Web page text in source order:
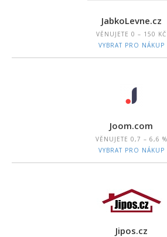
JabkoLevne.cz
VĚNUJETE 0 – 150 KČ
VYBRAT PRO NÁKUP
Joom.com
VĚNUJETE 0,7 – 6,6 %
VYBRAT PRO NÁKUP
Jipos.cz